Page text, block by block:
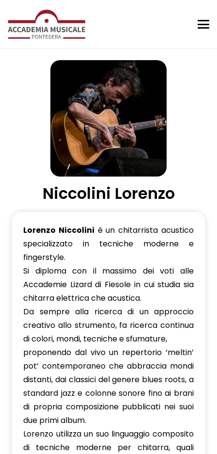
Niccolini Lorenzo
Lorenzo Niccolini è un chitarrista acustico
specializzato in tecniche moderne e
fingerstyle.
Si diploma con il massimo dei voti alle
Accademie Lizard di Fiesole in cui studia sia
chitarra elettrica che acustica.
Da sempre alla ricerca di un approccio
creativo allo strumento, fa ricerca continua
di colori, mondi, tecniche e sfumature,
proponendo dal vivo un repertorio ‘meltin’
pot’ contemporaneo che abbraccia mondi
distanti, dai classici del genere blues roots, a
standard jazz e colonne sonore fino ai brani
di propria composizione pubblicati nei suoi
due primi album.
Lorenzo utilizza un suo linguaggio composito
di tecniche moderne per chitarra, quali